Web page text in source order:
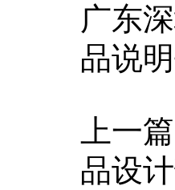
广东
品说
上一篇
品设